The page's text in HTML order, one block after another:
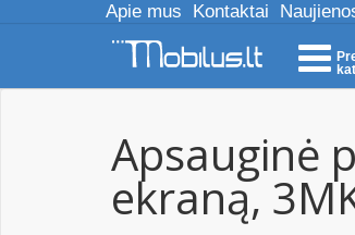
Apie mus Kontaktai
Apsauginė
ekraną,